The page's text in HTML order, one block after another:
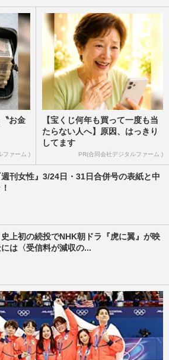
お金
ファーム )
【宝くじ何年も買って一度も当
たらない人へ】原因、はっきり
してます
PR(合同会社デジタルファーム )
刊女性』3/24日・31日合併号の表紙と中
上初の続投でNHK朝ドラ『虎に翼』が映
は〈受信料が減収の...